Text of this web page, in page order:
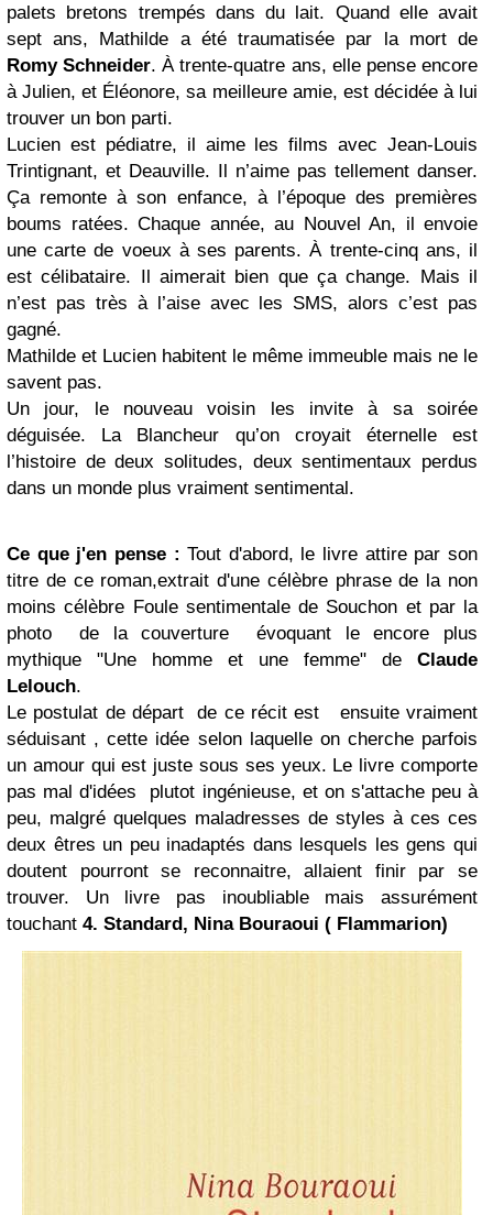
palets bretons trempés dans du lait. Quand elle avait
sept ans, Mathilde a été traumatisée par la mort de
Romy Schneider. À trente-quatre ans, elle pense encore
à Julien, et Éléonore, sa meilleure amie, est décidée à lui
trouver un bon parti.
Lucien est pédiatre, il aime les films avec Jean-Louis
Trintignant, et Deauville. Il n’aime pas tellement danser.
Ça remonte à son enfance, à l’époque des premières
boums ratées. Chaque année, au Nouvel An, il envoie
une carte de voeux à ses parents. À trente-cinq ans, il
est célibataire. Il aimerait bien que ça change. Mais il
n’est pas très à l’aise avec les SMS, alors c’est pas
gagné.
Mathilde et Lucien habitent le même immeuble mais ne le
savent pas.
Un jour, le nouveau voisin les invite à sa soirée
déguisée. La Blancheur qu’on croyait éternelle est
l’histoire de deux solitudes, deux sentimentaux perdus
dans un monde plus vraiment sentimental.
Ce que j'en pense : Tout d'abord, le livre attire par son
titre de ce roman,extrait d'une célèbre phrase de la non
moins célèbre Foule sentimentale de Souchon et par la
photo de la couverture évoquant le encore plus
mythique "Une homme et une femme" de Claude
Lelouch.
Le postulat de départ de ce récit est ensuite vraiment
séduisant , cette idée selon laquelle on cherche parfois
un amour qui est juste sous ses yeux. Le livre comporte
pas mal d'idées plutot ingénieuse, et on s'attache peu à
peu, malgré quelques maladresses de styles à ces ces
deux êtres un peu inadaptés dans lesquels les gens qui
doutent pourront se reconnaitre, allaient finir par se
trouver. Un livre pas inoubliable mais assurément
touchant 4. Standard, Nina Bouraoui ( Flammarion)